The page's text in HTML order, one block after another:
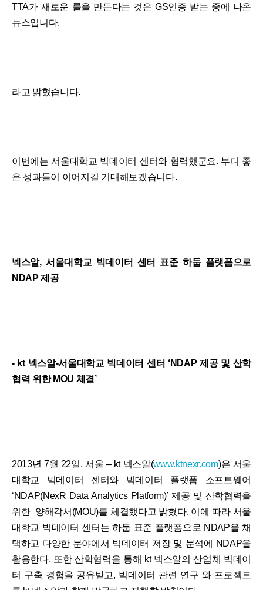
TTA가 새로운 룰을 만든다는 것은 GS인증 받는 중에 나온
뉴스입니다.
라고 밝혔습니다.
이번에는 서울대학교 빅데이터 센터와 협력했군요. 부디 좋
은 성과들이 이어지길 기대해보겠습니다.
넥스알, 서울대학교 빅데이터 센터 표준 하둡 플랫폼으로
NDAP 제공
- kt 넥스알-서울대학교 빅데이터 센터 ‘NDAP 제공 및 산학
협력 위한 MOU 체결’
2013년 7월 22일, 서울 – kt 넥스알(www.ktnexr.com)은 서울
대학교 빅데이터 센터와 빅데이터 플랫폼 소프트웨어
‘NDAP(NexR Data Analytics Platform)’ 제공 및 산학협력을
위한 양해각서(MOU)를 체결했다고 밝혔다. 이에 따라 서울
대학교 빅데이터 센터는 하둡 표준 플랫폼으로 NDAP을 채
택하고 다양한 분야에서 빅데이터 저장 및 분석에 NDAP을
활용한다. 또한 산학협력을 통해 kt 넥스알의 산업체 빅데이
터 구축 경험을 공유받고, 빅데이터 관련 연구 와 프로젝트